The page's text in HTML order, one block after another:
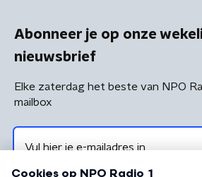
Abonneer je op onze
nieuwsbrief
Elke zaterdag het beste van NPO
mailbox